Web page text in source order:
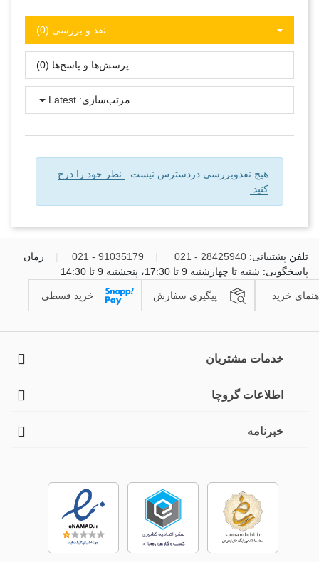
نقد و بررسی‌‌ (0)
پرسش‌ها و پاسخ‌ها (0)
مرتب‌سازی: Latest
هیچ نقدوبررسی دردسترس نیست
نظر خود را درج
کنید.
تلفن پشتیبانی: 28425940 - 021
91035179 - 021
زمان
پاسخگویی: شنبه تا چهارشنبه 9 تا 17:30، پنجشنبه 9 تا 14:30
خرید پیگیری سفارش خرید قسطی
خدمات مشتریان
اطلاعات گروچا
خبرنامه